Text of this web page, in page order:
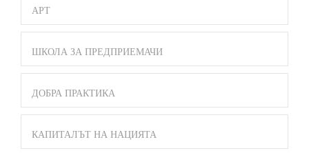
АРТ
ШКОЛА ЗА ПРЕДПРИЕМАЧИ
ДОБРА ПРАКТИКА
КАПИТАЛЪТ НА НАЦИЯТА